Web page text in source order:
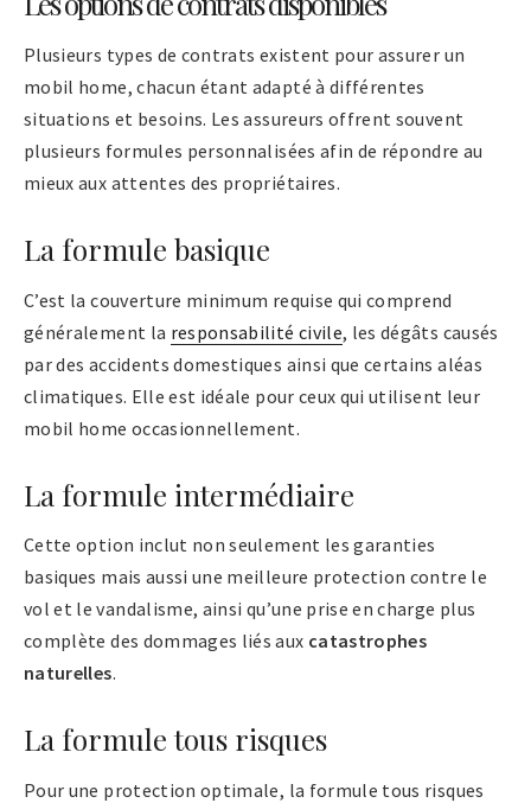
Plusieurs types de contrats existent pour assurer un
mobil home, chacun étant adapté à différentes
situations et besoins. Les assureurs offrent souvent
plusieurs formules personnalisées afin de répondre au
mieux aux attentes des propriétaires.
La formule basique
C’est la couverture minimum requise qui comprend
généralement la responsabilité civile, les dégâts causés
par des accidents domestiques ainsi que certains aléas
climatiques. Elle est idéale pour ceux qui utilisent leur
mobil home occasionnellement.
La formule intermédiaire
Cette option inclut non seulement les garanties
basiques mais aussi une meilleure protection contre le
vol et le vandalisme, ainsi qu’une prise en charge plus
complète des dommages liés aux catastrophes
naturelles.
La formule tous risques
Pour une protection optimale, la formule tous risques